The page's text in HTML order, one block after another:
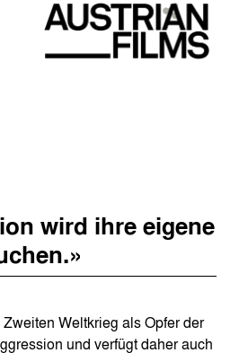
wird ihre eigene
Weltkrieg als Opfer der
und verfügt daher auch